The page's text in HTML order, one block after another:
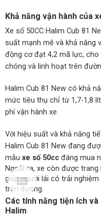
Khả năng vận hành của
Xe số 50CC Halim Cub 81
suất mạnh mẽ và khả năng
động cơ đạt 4,2 mã lực,
chóng và linh hoạt trên
Halim Cub 81 New có khả
mức tiêu thụ chỉ từ 1,7-1,8
phí vận hành xe.
Với hiệu suất và khả năng
Halim Cub 81 New đang
mẫu xe số 50cc đáng mua
Ngoài ra, xe còn được
giúp người lái có trải
trên đường.
Các tính năng tiện ích
Halim